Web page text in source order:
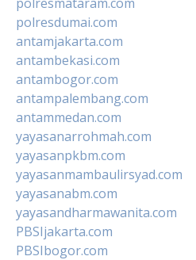
polresdumai.com
antamjakarta.com
antambekasi.com
antambogor.com
antampalembang.com
antammedan.com
yayasanarrohmah.com
yayasanpkbm.com
yayasanmambaulirsyad.com
yayasanabm.com
yayasandharmawanita.com
PBSIjakarta.com
PBSIbogor.com